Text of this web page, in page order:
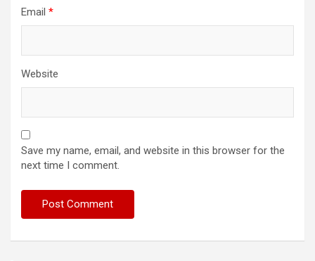
Email *
Website
Save my name, email, and website in this browser for the
next time I comment.